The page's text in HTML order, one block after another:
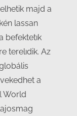
majd a
lassan
befektetık
terelıdik. Az
a
World